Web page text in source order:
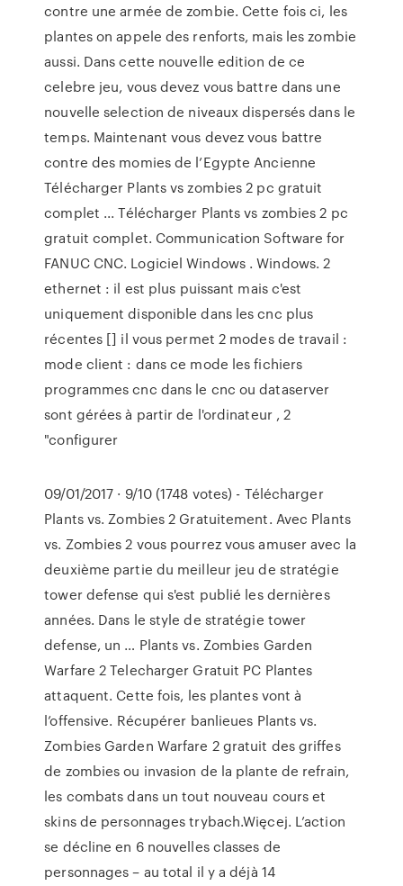
contre une armée de zombie. Cette fois ci, les
plantes on appele des renforts, mais les zombie
aussi. Dans cette nouvelle edition de ce
celebre jeu, vous devez vous battre dans une
nouvelle selection de niveaux dispersés dans le
temps. Maintenant vous devez vous battre
contre des momies de l’Egypte Ancienne
Télécharger Plants vs zombies 2 pc gratuit
complet ... Télécharger Plants vs zombies 2 pc
gratuit complet. Communication Software for
FANUC CNC. Logiciel Windows . Windows. 2
ethernet : il est plus puissant mais c'est
uniquement disponible dans les cnc plus
récentes [] il vous permet 2 modes de travail :
mode client : dans ce mode les fichiers
programmes cnc dans le cnc ou dataserver
sont gérées à partir de l'ordinateur , 2
"configurer
09/01/2017 · 9/10 (1748 votes) - Télécharger
Plants vs. Zombies 2 Gratuitement. Avec Plants
vs. Zombies 2 vous pourrez vous amuser avec la
deuxième partie du meilleur jeu de stratégie
tower defense qui s'est publié les dernières
années. Dans le style de stratégie tower
defense, un … Plants vs. Zombies Garden
Warfare 2 Telecharger Gratuit PC Plantes
attaquent. Cette fois, les plantes vont à
l’offensive. Récupérer banlieues Plants vs.
Zombies Garden Warfare 2 gratuit des griffes
de zombies ou invasion de la plante de refrain,
les combats dans un tout nouveau cours et
skins de personnages trybach.Więcej. L’action
se décline en 6 nouvelles classes de
personnages – au total il y a déjà 14